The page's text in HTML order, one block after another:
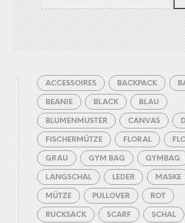
ACCESSOIRES BACKPACK
BEANIE BLACK BLAU
BLUMENMUSTER CANVAS
FISCHERMÜTZE FLORAL
GRAU GYM BAG GYMBAG
LANGSCHAL LEDER MASKE
MÜTZE PULLOVER ROT
RUCKSACK SCARF SCHAL